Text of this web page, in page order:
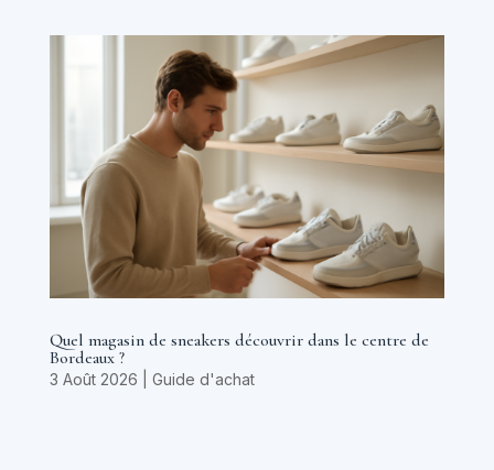
Quel magasin de sneakers découvrir dans le centre de
Bordeaux ?
3 Août 2026 Guide d'achat